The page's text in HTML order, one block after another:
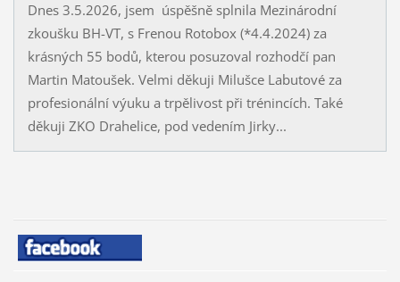
Dnes 3.5.2026, jsem úspěšně splnila Mezinárodní
zkoušku BH-VT, s Frenou Rotobox (*4.4.2024) za
krásných 55 bodů, kterou posuzoval rozhodčí pan
Martin Matoušek. Velmi děkuji Milušce Labutové za
profesionální výuku a trpělivost při trénincích. Také
děkuji ZKO Drahelice, pod vedením Jirky...